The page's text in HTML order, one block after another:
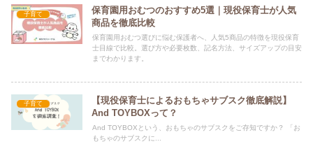
子育て
保育園用おむつのおすすめ5選｜現役保育士が人気
商品を徹底比較
保育園用おむつ選びに悩む保護者へ、人気5商品の特徴を現役保育
士目線で比較。選び方や必要枚数、記名方法、サイズアップの目安
までわかります。
子育て
【現役保育士によるおもちゃサブスク徹底解説】
And TOYBOXって？
And TOYBOXという、おもちゃのサブスクをご存知ですか？ 「お
もちゃのサブスクに...